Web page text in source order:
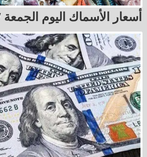
أسعار الأسماك اليوم الجمعة 7 أغسطس